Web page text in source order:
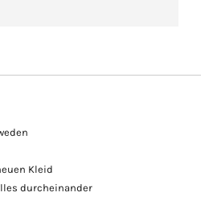
Kleid
durcheinander